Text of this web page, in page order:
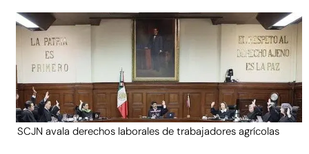
SCJN avala derechos laborales de trabajadores agrícolas